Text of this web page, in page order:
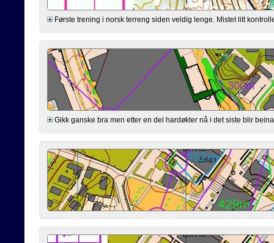
Første trening i norsk terreng siden veldig lenge. Mistet litt
Gikk ganske bra men etter en del hardøkter nå i det siste blir